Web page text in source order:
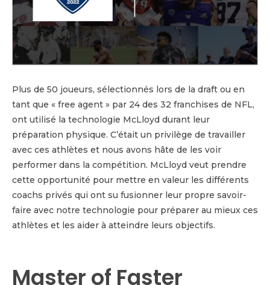
Plus de 50 joueurs, sélectionnés lors de la draft ou en
tant que « free agent » par 24 des 32 franchises de NFL,
ont utilisé la technologie McLloyd durant leur
préparation physique. C’était un privilège de travailler
avec ces athlètes et nous avons hâte de les voir
performer dans la compétition. McLloyd veut prendre
cette opportunité pour mettre en valeur les différents
coachs privés qui ont su fusionner leur propre savoir-
faire avec notre technologie pour préparer au mieux ces
athlètes et les aider à atteindre leurs objectifs.
Master of Faster